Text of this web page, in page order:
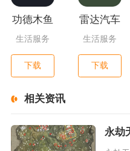
功德木鱼
生活服务
下载
雷达汽车
生活服务
下载
相关资讯
永劫